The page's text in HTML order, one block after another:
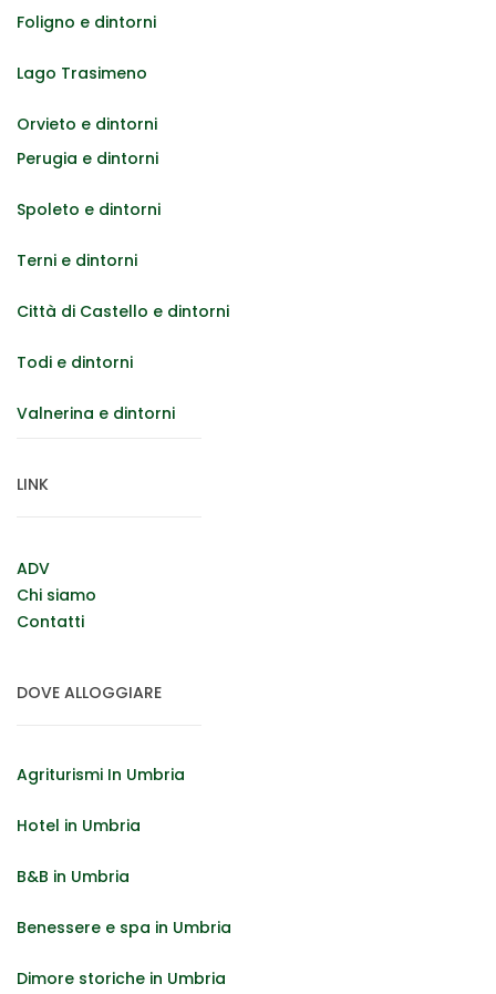
Foligno e dintorni
Lago Trasimeno
Orvieto e dintorni
Perugia e dintorni
Spoleto e dintorni
Terni e dintorni
Città di Castello e dintorni
Todi e dintorni
Valnerina e dintorni
LINK
ADV
Chi siamo
Contatti
DOVE ALLOGGIARE
Agriturismi In Umbria
Hotel in Umbria
B&B in Umbria
Benessere e spa in Umbria
Dimore storiche in Umbria